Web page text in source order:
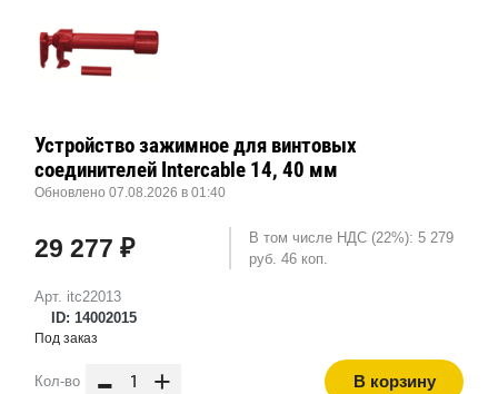
Арт. itc22013
ID: 14002015
Устройство зажимное для винтовых
соединителей Intercable 14, 40 мм
Обновлено 07.08.2026 в 01:40
29 277 ₽
В том числе НДС (22%): 5 279
руб. 46 коп.
Под заказ
Кол-во + В корзину